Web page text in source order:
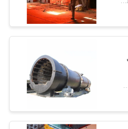
$2,000.00 - $20,000.00 / Piece MOQ:1 قطعة / قطع